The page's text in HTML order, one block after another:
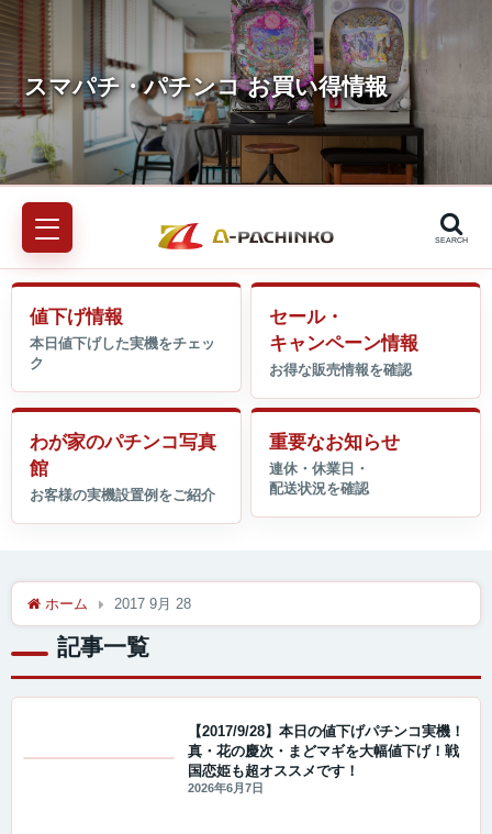
SEARCH
値下げ情報
セール・
キャンペーン情報
わが家のパチンコ写真
館
重要なお知らせ
ホーム 2017 9月 28
記事一覧
【2017/9/28】本日の値下げパチンコ実機！
真・花の慶次・まどマギを大幅値下げ！戦
国恋姫も超オススメです！
2026年6月7日